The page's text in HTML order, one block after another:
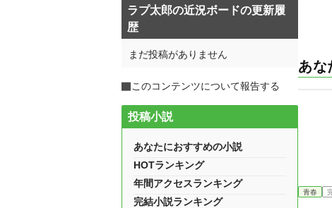
あな
青春
ラプ太郎の近況ボードの更新履
歴
まだ投稿がありません
このコンテンツについて報告する
投稿小説
あなたにおすすめの小説
HOTランキング
年間アクセスランキング
完結小説ランキング